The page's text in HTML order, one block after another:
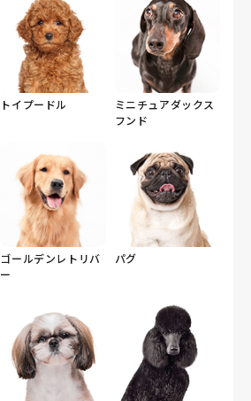
トイプードル
ミニチュアダックス
フンド
ゴールデンレトリバ
ー
パグ